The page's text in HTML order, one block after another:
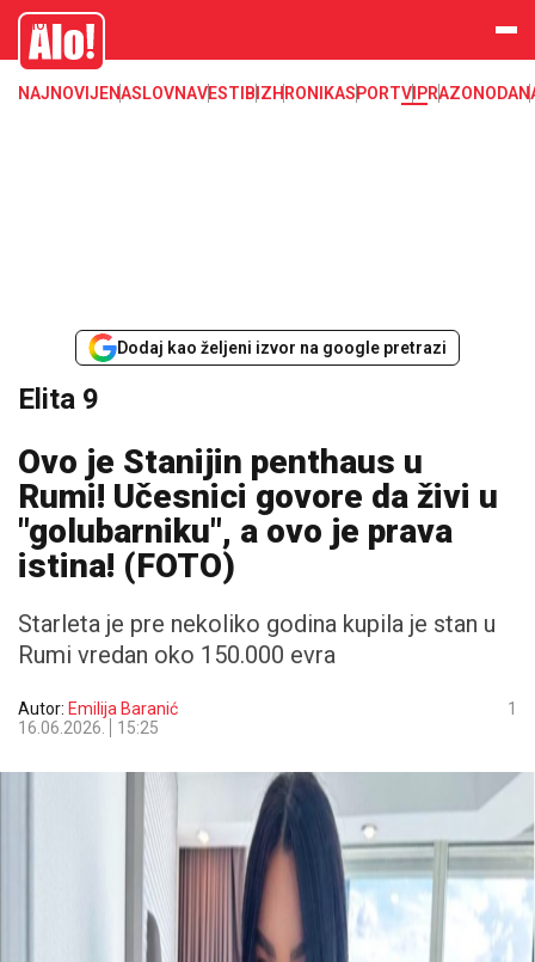
Elita 9
Alo
NAJNOVIJENASLOVNAVESTI BIZHRONIKASPORTVIPRAZONODA
Dodaj kao željeni izvor na google pretrazi
Elita 9
Ovo je Stanijin penthaus u
Rumi! Učesnici govore da živi u
"golubarniku", a ovo je prava
istina! (FOTO)
Starleta je pre nekoliko godina kupila je stan u
Rumi vredan oko 150.000 evra
Autor: Emilija Baranić
16.06.2026.
15:25
1